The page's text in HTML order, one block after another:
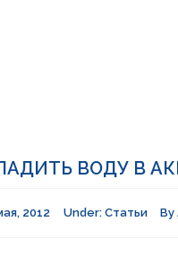
ВОДУ В
2012 Under: Статьи By